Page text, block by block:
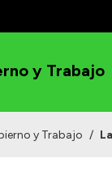
y Trabajo
y Trabajo /